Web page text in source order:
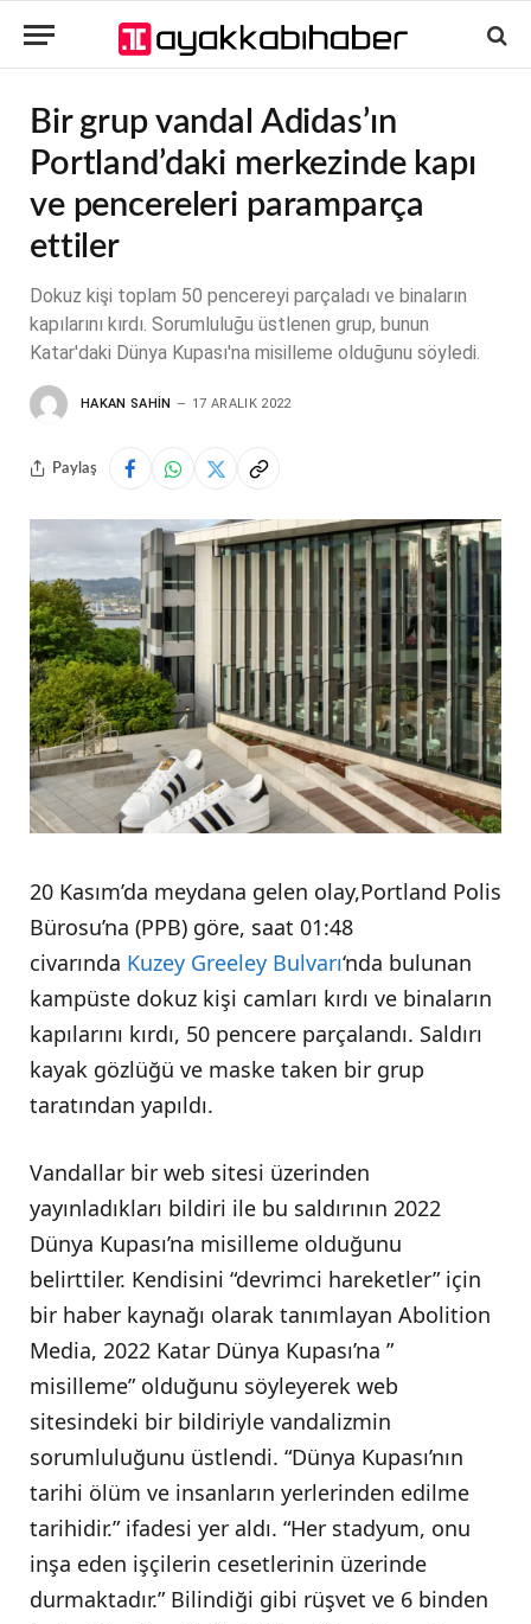
Bir grup vandal Adidas’ın
Portland’daki merkezinde kapı
ve pencereleri paramparça
ettiler
Dokuz kişi toplam 50 pencereyi parçaladı ve binaların
kapılarını kırdı. Sorumluluğu üstlenen grup, bunun
Katar'daki Dünya Kupası'na misilleme olduğunu söyledi.
HAKAN SAHIN 17 ARALIK 2022
Paylaş
20 Kasım’da meydana gelen olay,Portland Polis
Bürosu’na (PPB) göre, saat 01:48
civarında Kuzey Greeley Bulvarı‘nda bulunan
kampüste dokuz kişi camları kırdı ve binaların
kapılarını kırdı, 50 pencere parçalandı. Saldırı
kayak gözlüğü ve maske taken bir grup
taratından yapıldı.
Vandallar bir web sitesi üzerinden
yayınladıkları bildiri ile bu saldırının 2022
Dünya Kupası’na misilleme olduğunu
belirttiler. Kendisini “devrimci hareketler” için
bir haber kaynağı olarak tanımlayan Abolition
Media, 2022 Katar Dünya Kupası’na ”
misilleme” olduğunu söyleyerek web
sitesindeki bir bildiriyle vandalizmin
sorumluluğunu üstlendi. “Dünya Kupası’nın
tarihi ölüm ve insanların yerlerinden edilme
tarihidir.” ifadesi yer aldı. “Her stadyum, onu
inşa eden işçilerin cesetlerinin üzerinde
durmaktadır.” Bilindiği gibi rüşvet ve 6 binden